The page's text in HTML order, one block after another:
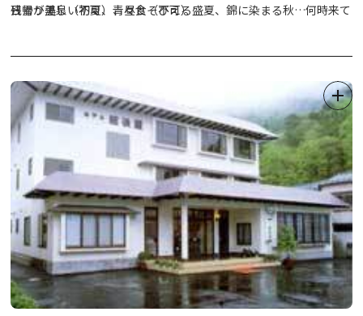
残雪が美しい初夏、青々とそびえる盛夏、錦に染まる秋…何時来て
日帰り温泉（不可）、昼食（不可）